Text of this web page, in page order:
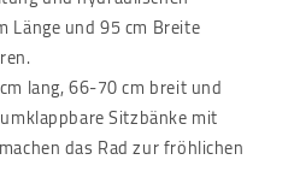
Länge und 95 cm Breite
lang, 66-70 cm breit und
Sitzbänke mit
das Rad zur fröhlichen